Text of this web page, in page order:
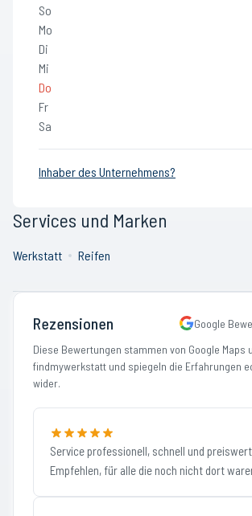
So
Mo
Di
Mi
Do
Fr
Sa
Inhaber des Unternehmens?
Services und Marken
Werkstatt Reifen
Rezensionen Google
Diese Bewertungen stammen von Google Maps
findmywerkstatt und spiegeln die Erfahrungen
wider.
Service professionell, schnell und
Empfehlen, für alle die noch nicht dort